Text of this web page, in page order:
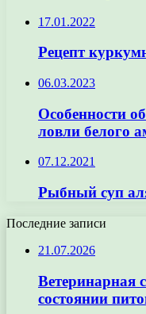
17.01.2022
Рецепт
06.03.2023
Особенности
ловли белого
07.12.2021
Рыбный суп
Последние записи
21.07.2026
Ветеринарная
состоянии